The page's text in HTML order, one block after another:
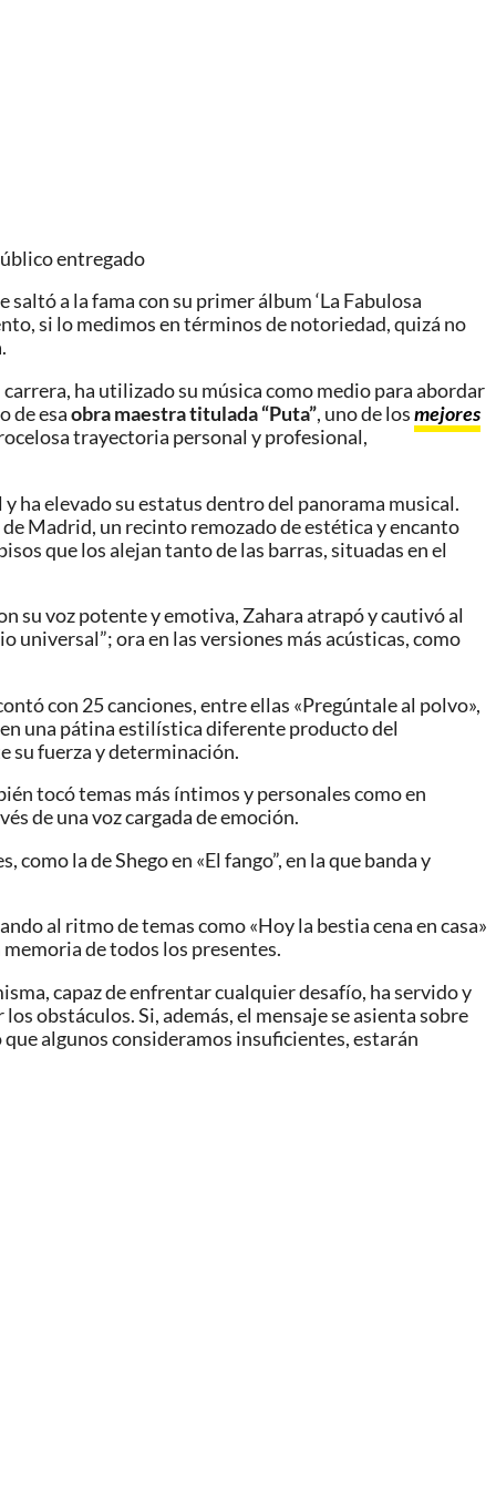
entregado
a la fama con su primer álbum ‘La Fabulosa
si lo medimos en términos de notoriedad, quizá no
ha utilizado su música como medio para abordar
de esaobra maestra titulada “Puta”, uno de losmejores
trayectoria personal y profesional,
ha elevado su estatus dentro del panorama musical.
Madrid, un recinto remozado de estética y encanto
que los alejan tanto de las barras, situadas en el
su voz potente y emotiva, Zahara atrapó y cautivó al
universal”; ora en las versiones más acústicas, como
con 25 canciones, entre ellas «Pregúntale al polvo»,
una pátina estilística diferente producto del
su fuerza y determinación.
tocó temas más íntimos y personales como en
de una voz cargada de emoción.
la de Shego en «El fango”, en la que banda y
al ritmo de temas como «Hoy la bestia cena en casa»
de todos los presentes.
capaz de enfrentar cualquier desafío, ha servido y
obstáculos. Si, además, el mensaje se asienta sobre
algunos consideramos insuficientes, estarán